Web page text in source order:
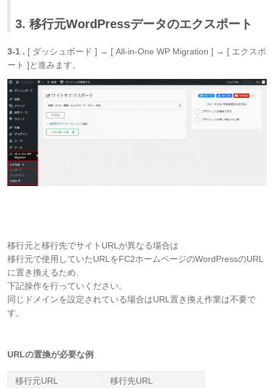
3. 移行元WordPressデータのエクスポート
3-1 . [ ダッシュボード ] → [ All-in-One WP Migration ] → [ エクスポ
ート ]と進みます。
移行元と移行先でサイトURLが異なる場合は
移行元で使用していたURLをFC2ホームページのWordPressのURL
に置き換えるため、
下記操作を行っていください。
同じドメインを設定されている場合はURL置き換え作業は不要で
す。
URLの置換が必要な例
移行元URL
移行先URL